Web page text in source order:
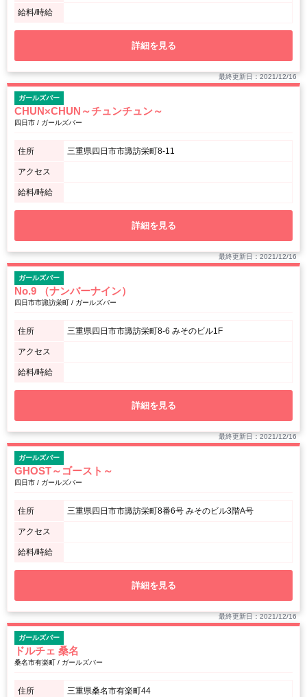
給料/時給
詳細を見る
最終更新日：2021/12/16
ガールズバー
CHUN×CHUN～チュンチュン～
四日市 / ガールズバー
住所 三重県四日市市諏訪栄町8-11
アクセス
給料/時給
詳細を見る
最終更新日：2021/12/16
ガールズバー
No.9 （ナンバーナイン）
四日市市諏訪栄町 / ガールズバー
住所 三重県四日市市諏訪栄町8-6 みそのビル1F
アクセス
給料/時給
詳細を見る
最終更新日：2021/12/16
ガールズバー
GHOST～ゴースト～
四日市 / ガールズバー
住所 三重県四日市市諏訪栄町8番6号 みそのビル3階A号
アクセス
給料/時給
詳細を見る
最終更新日：2021/12/16
ガールズバー
ドルチェ 桑名
桑名市有楽町 / ガールズバー
住所 三重県桑名市有楽町44